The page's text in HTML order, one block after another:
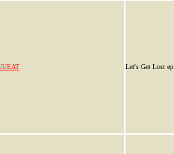
Let's Get Lost ep